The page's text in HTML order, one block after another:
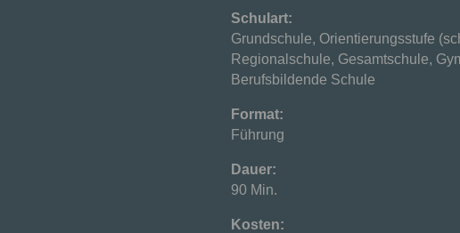
Schulart:
Grundschule, Orientierungsstufe
Regionalschule, Gesamtschule,
Berufsbildende Schule
Format:
Führung
Dauer:
90 Min.
Kosten: